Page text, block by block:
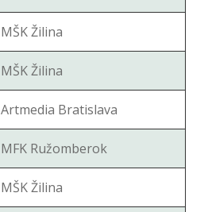
MŠK Žilina
MŠK Žilina
Artmedia Bratislava
MFK Ružomberok
MŠK Žilina